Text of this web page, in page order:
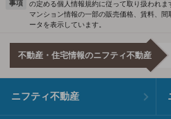
事項
の定める個人情報規約に従って取り扱われま
マンション情報の一部の販売価格、賃料、
ータを表示しています。
不動産・住宅情報のニフティ不動産
ニフティ不動産